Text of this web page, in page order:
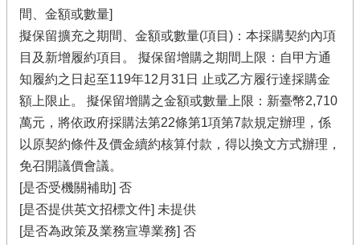
間、金額或數量]
擬保留擴充之期間、金額或數量(項目)：本採購契約內項
目及新增履約項目。 擬保留增購之期間上限：自甲方通
知履約之日起至119年12月31日 止或乙方履行達採購金
額上限止。 擬保留增購之金額或數量上限：新臺幣2,710
萬元，將依政府採購法第22條第1項第7款規定辦理，係
以原契約條件及價金續約核算付款，得以換文方式辦理，
免召開議價會議。
[是否受機關補助] 否
[是否提供英文招標文件] 未提供
[是否為政策及業務宣導業務] 否